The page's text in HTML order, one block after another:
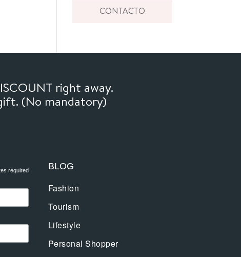
CONTACTO
right away.
(No mandatory)
required BLOG
Fashion
Tourism
Lifestyle
Personal Shopper